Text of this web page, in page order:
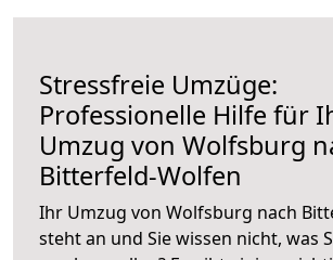
Stressfreie Umzüge:
Professionelle Hilfe für
Umzug von Wolfsburg
Bitterfeld-Wolfen
Ihr Umzug von Wolfsburg nach
steht an und Sie wissen nicht, was